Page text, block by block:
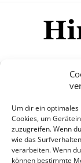
Um dir ein optimales
Cookies, um
zuzugreifen. Wenn
wie das
verarbeiten. Wenn
können bestimmte
©